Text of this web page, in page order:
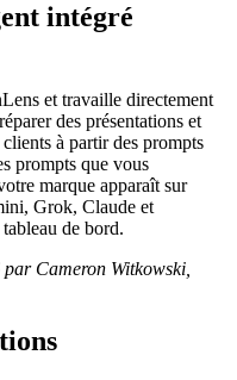
intégré
et travaille directement
des présentations et
à partir des prompts
prompts que vous
marque apparaît sur
Grok, Claude et
de bord.
Cameron Witkowski,